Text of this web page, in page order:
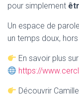
pour simplement
Un espace de
un temps doux, hors
En savoir plus
https://
Découvrir